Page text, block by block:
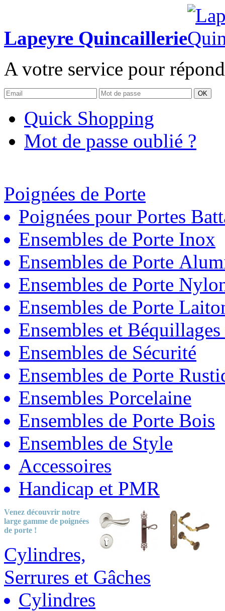
Lapeyre Quincaillerie
A votre service pour
OK
Quick Shopping
Mot de passe oublié ?
Poignées de Porte
Poignées pour Portes
Ensembles de Porte Inox
Ensembles de Porte
Ensembles de Porte
Ensembles de Porte
Ensembles et
Ensembles de Sécurité
Ensembles de Porte
Ensembles Porcelaine
Ensembles de Porte Bois
Ensembles de Style
Accessoires
Handicap et PMR
Venez découvrir notre
large gamme de poignées
de porte !
Cylindres,
Serrures et Gâches
Cylindres